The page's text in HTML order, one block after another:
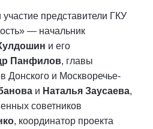
представители ГКУ
— начальник
и его
Панфилов, главы
Донского и Москворечье-
и Наталья Заусаева,
советников
, координатор проекта